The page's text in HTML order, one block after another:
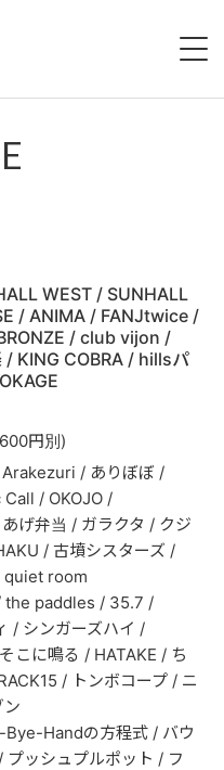
メ』特設サイト
びき』特設サイト
販)
WEST / SUNHALL
/ ANIMA / FANJtwice /
/ club vijon /
KING COBRA / hillsパ
円別)
/ ありぼぼ /
/ OKOJO /
げ弁当 / ガラクタ / クジ
/ 古墳シスターズ /
quiet room
paddles / 35.7 /
/ シンガーズハイ /
こに鳴る / HATAKE / ち
/ トンボコープ / ニ
Handの方程式 / バウ
ッシュプルポット / フ